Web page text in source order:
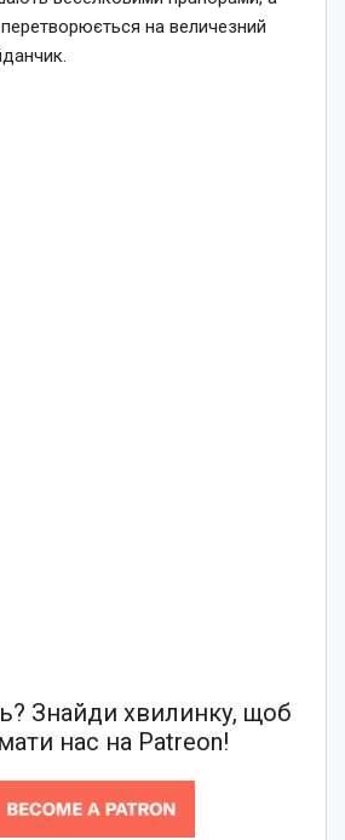
на величезний
Знайди хвилинку, щоб
нас на Patreon!